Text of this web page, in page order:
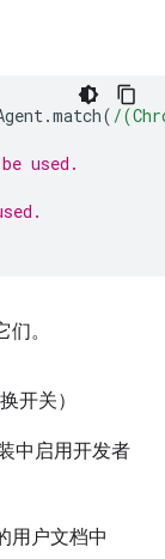
.match( /
used.
。
开关）
中启用开发者
用户文档中